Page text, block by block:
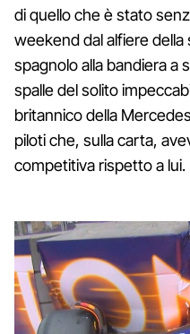
di quello che è stato
weekend dal alfiere della
spagnolo alla bandiera a
spalle del solito
britannico della
piloti che, sulla carta,
competitiva rispetto a lui.